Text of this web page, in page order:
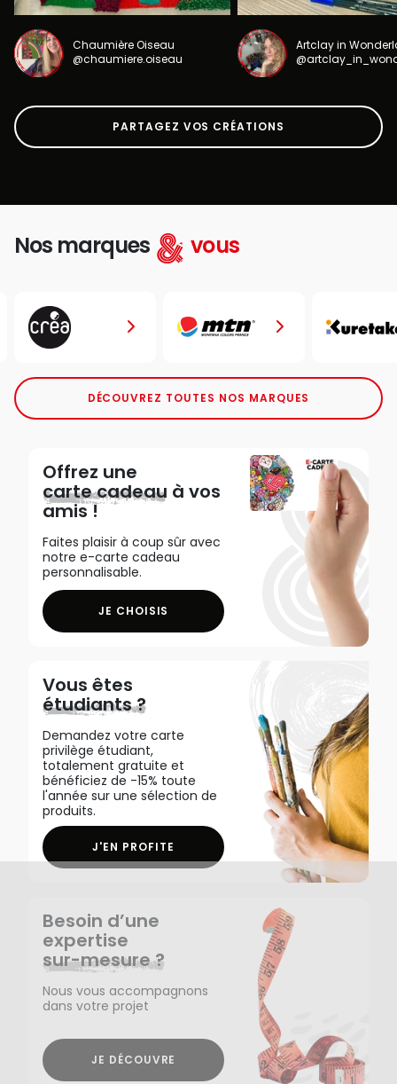
Chaumière Oiseau
@chaumiere.oiseau
Artclay in
PARTAGEZ VOS CRÉATIONS
Nos marques vous
DÉCOUVREZ TOUTES NOS MARQUES
Offrez une
carte cadeau à vos
amis !
Faites plaisir à coup sûr avec
notre e-carte cadeau
personnalisable.
JE CHOISIS
Vous êtes
étudiants ?
Demandez votre carte
privilège étudiant,
totalement gratuite et
bénéficiez de -15% toute
l'année sur une sélection de
produits.
J'EN PROFITE
Besoin d’une
expertise
sur-mesure ?
Nous vous accompagnons
dans votre projet
JE DÉCOUVRE